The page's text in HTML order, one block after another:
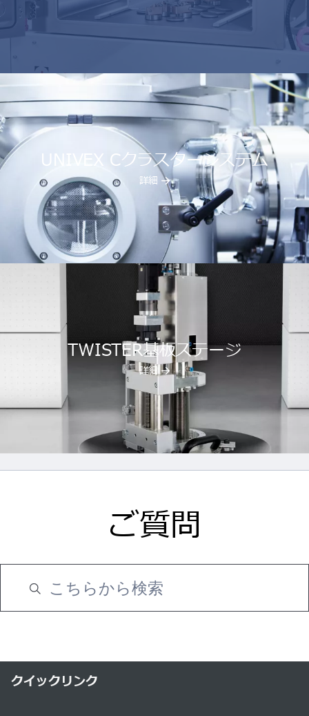
UNIVEX Cクラスターシステム
詳細
TWISTER基板ステージ
詳細
ご質問
クイックリンク